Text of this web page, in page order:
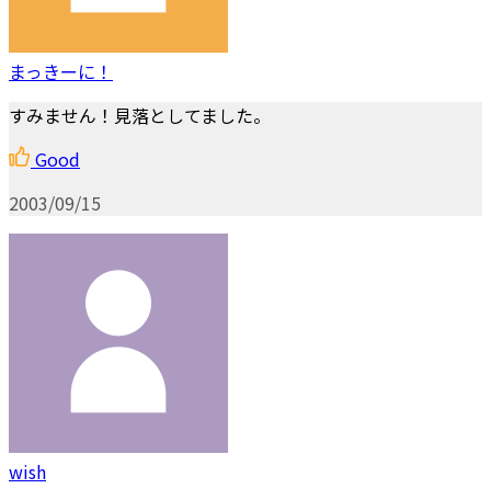
まっきーに！
すみません！見落としてました。
Good
2003/09/15
wish